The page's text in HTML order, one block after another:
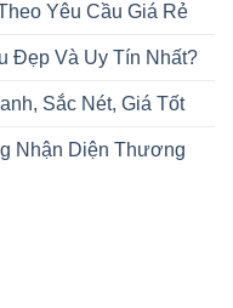
Yêu Cầu Giá Rẻ
Đẹp Và Uy Tín Nhất?
Sắc Nét, Giá Tốt
Nhận Diện Thương